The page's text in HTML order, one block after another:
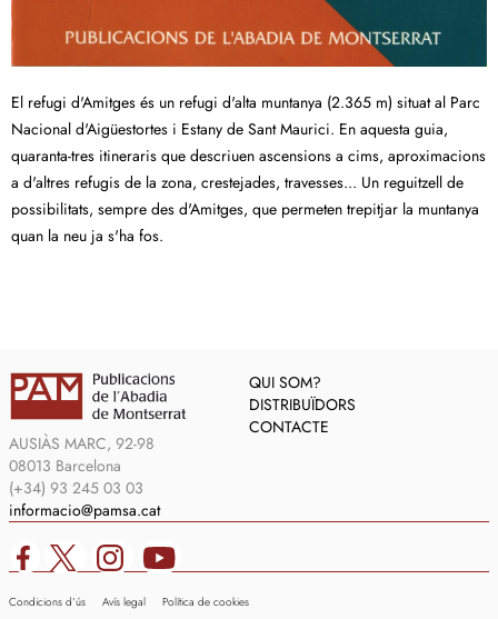
El refugi d'Amitges és un refugi d'alta muntanya (2.365 m) situat al Parc
Nacional d'Aigüestortes i Estany de Sant Maurici. En aquesta guia,
quaranta-tres itineraris que descriuen ascensions a cims, aproximacions
a d'altres refugis de la zona, crestejades, travesses... Un reguitzell de
possibilitats, sempre des d'Amitges, que permeten trepitjar la muntanya
quan la neu ja s'ha fos.
AUSIÀS MARC, 92-98
08013 Barcelona
(+34) 93 245 03 03
informacio@pamsa.cat
QUI SOM?
DISTRIBUÏDORS
CONTACTE
Condicions d’ús Avís legal Política de cookies